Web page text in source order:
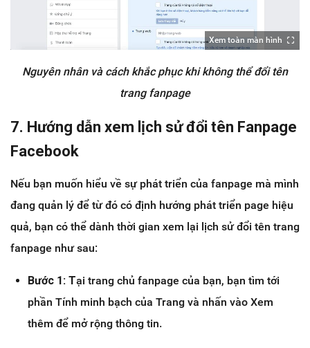
Xem toàn màn hình
Nguyên nhân và cách khắc phục khi không thể đổi tên
trang fanpage
7. Hướng dẫn xem lịch sử đổi tên Fanpage
Facebook
Nếu bạn muốn hiểu về sự phát triển của fanpage mà mình
đang quản lý để từ đó có định hướng phát triển page hiệu
quả, bạn có thể dành thời gian xem lại lịch sử đổi tên trang
fanpage như sau:
Bước 1: Tại trang chủ fanpage của bạn, bạn tìm tới
phần Tính minh bạch của Trang và nhấn vào Xem
thêm để mở rộng thông tin.